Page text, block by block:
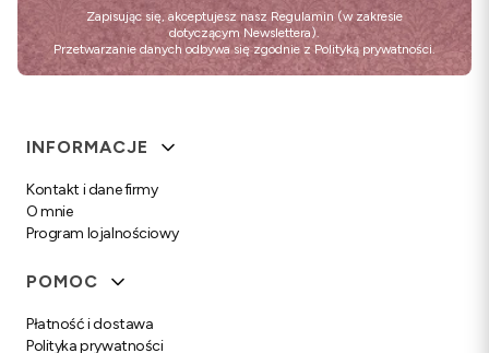
Zapisując się, akceptujesz nasz Regulamin (w zakresie
dotyczącym Newslettera).
Przetwarzanie danych odbywa się zgodnie z Polityką prywatności.
Linki w stopce
INFORMACJE
Kontakt i dane firmy
O mnie
Program lojalnościowy
POMOC
Płatność i dostawa
Polityka prywatności